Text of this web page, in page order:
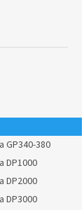
380
DP1000
DP2000
DP3000